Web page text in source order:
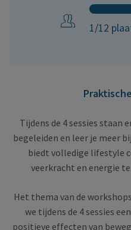
1/12
Tijdens de 4 sessies staan
begeleiden en leer je meer
biedt volledige lifestyle
veerkracht en energie
Het thema van de
we tijdens de 4 sessies
positieve effecten van